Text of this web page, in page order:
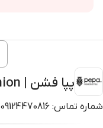
پپا فشن | Pepafashion
شماره تماس: 09124470816